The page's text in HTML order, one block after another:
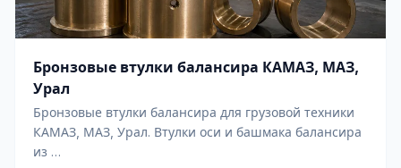
Бронзовые втулки балансира КАМАЗ, МАЗ,
Урал
Бронзовые втулки балансира для грузовой техники
КАМАЗ, МАЗ, Урал. Втулки оси и башмака балансира
из …